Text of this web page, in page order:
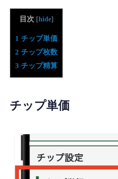
目次 [hide]
1 チップ単価
2 チップ枚数
3 チップ精算
チップ単価